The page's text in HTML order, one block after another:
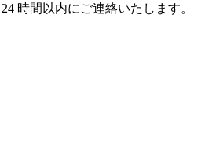
時間以内にご連絡いたします。